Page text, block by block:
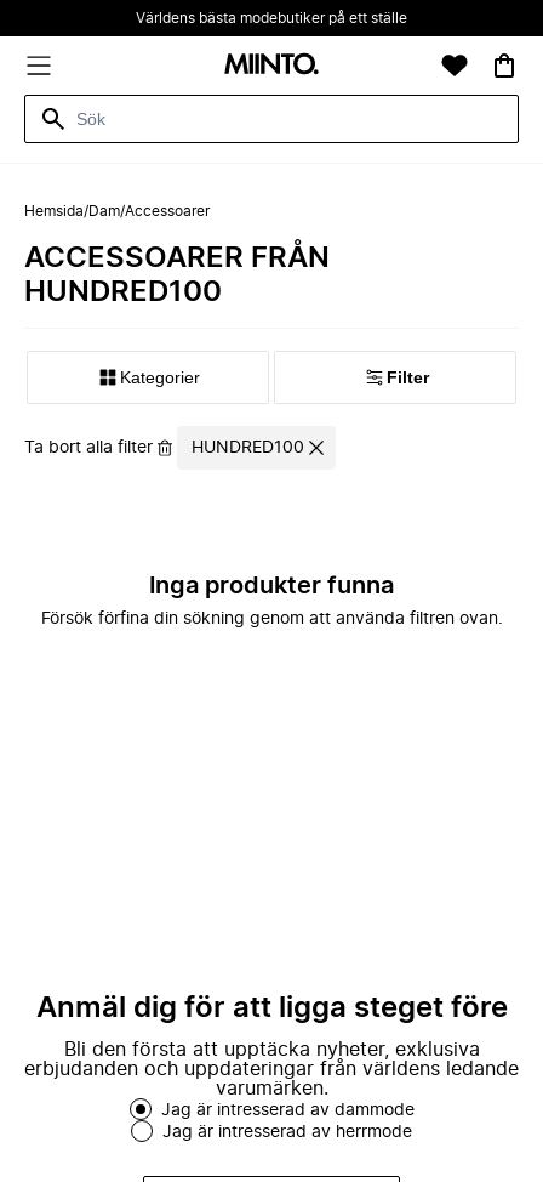
Världens bästa modebutiker på ett ställe
Hemsida/Dam/Accessoarer
ACCESSOARER FRÅN
HUNDRED100
Kategorier Filter
Ta bort alla filter HUNDRED100
Inga produkter funna
Försök förfina din sökning genom att använda filtren ovan.
Anmäl dig för att ligga steget före
Bli den första att upptäcka nyheter, exklusiva
erbjudanden och uppdateringar från världens ledande
varumärken.
Jag är intresserad av dammode
Jag är intresserad av herrmode